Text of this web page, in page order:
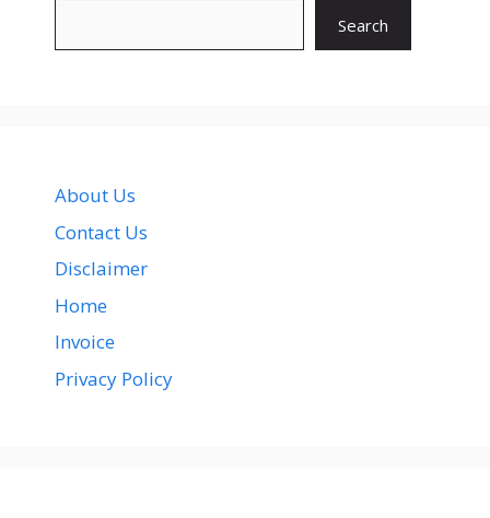
Search
About Us
Contact Us
Disclaimer
Home
Invoice
Privacy Policy